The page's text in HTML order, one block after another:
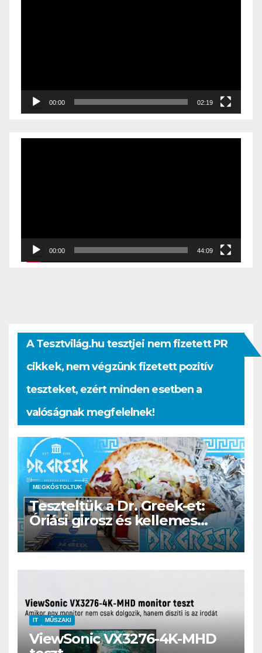
00:00 02:19
00:00 44:09
A Tesztvilág.hu tesztjei nem fizetett PR
cikkek, nem végzünk fizetett pozitív
teszteket, ezért minden esetben a
valóságnak megfelelnek!
MEGKÓSTOLTUK
Teszteltük a Dr. Greek-et:
Óriási girosz és kellemes
kerthelyiség Csepel szívében
IT MŰSZAKI
ViewSonic VX3276-4K-MHD